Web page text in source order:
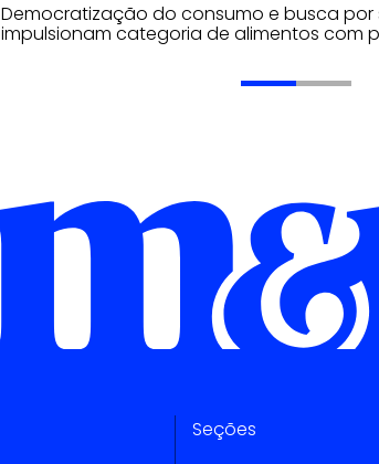
Democratização do consumo e busca por
impulsionam categoria de alimentos com
Seções